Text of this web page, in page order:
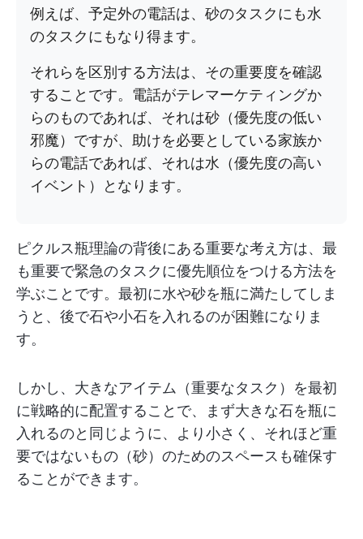
例えば、予定外の電話は、砂のタスクにも水
のタスクにもなり得ます。
それらを区別する方法は、その重要度を確認
することです。電話がテレマーケティングか
らのものであれば、それは砂（優先度の低い
邪魔）ですが、助けを必要としている家族か
らの電話であれば、それは水（優先度の高い
イベント）となります。
ピクルス瓶理論の背後にある重要な考え方は、最
も重要で緊急のタスクに優先順位をつける方法を
学ぶことです。最初に水や砂を瓶に満たしてしま
うと、後で石や小石を入れるのが困難になりま
す。
しかし、大きなアイテム（重要なタスク）を最初
に戦略的に配置することで、まず大きな石を瓶に
入れるのと同じように、より小さく、それほど重
要ではないもの（砂）のためのスペースも確保す
ることができます。